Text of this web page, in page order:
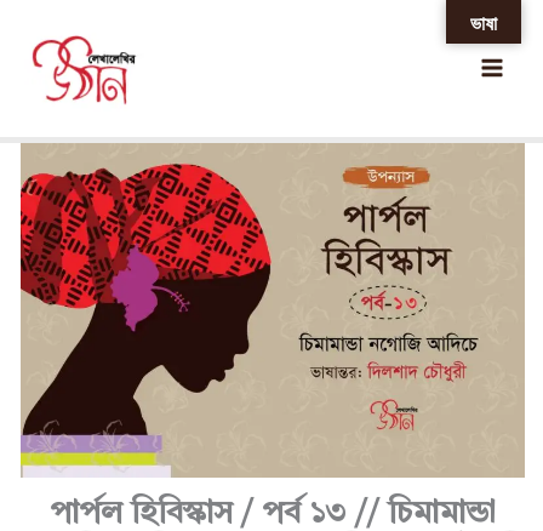
content
পার্পল হিবিস্কাস / পর্ব ১৩ // চিমামান্ডা নগোজি আদিচে,
ভাষান্তর : দিলশাদ চৌধুরী
পার্পল হিবিস্কাস / পর্ব ১৩ // চিমামান্ডা
ভাষা